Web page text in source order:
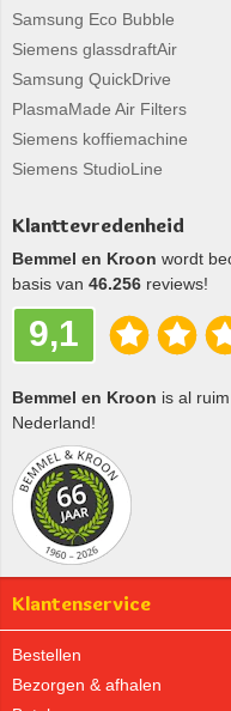
Samsung Eco Bubble
Siemens glassdraftAir
Samsung QuickDrive
PlasmaMade Air Filters
Siemens koffiemachine
Siemens StudioLine
Klanttevredenheid
Bemmel en Kroon wordt
basis van 46.256 reviews!
9,1
Bemmel en Kroon is al
Nederland!
Klantenservice
Bestellen
Bezorgen & afhalen